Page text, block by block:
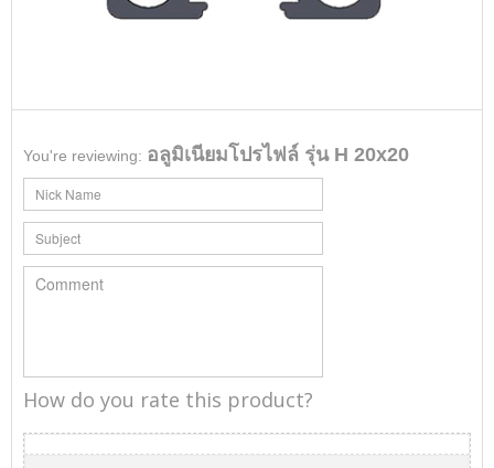
You're reviewing: อลูมิเนียมโปรไฟล์ รุ่น H 20x20
How do you rate this product?